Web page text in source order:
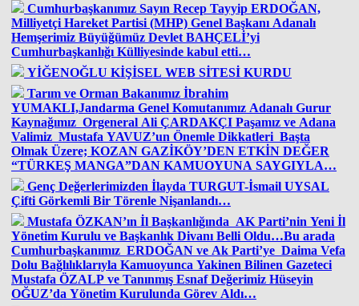
Cumhurbaşkanımız Sayın Recep Tayyip ERDOĞAN,
Milliyetçi Hareket Partisi (MHP) Genel Başkanı Adanalı
Hemşerimiz Büyüğümüz Devlet BAHÇELİ’yi
Cumhurbaşkanlığı Külliyesinde kabul etti…
YİĞENOĞLU KİŞİSEL WEB SİTESİ KURDU
Tarım ve Orman Bakanımız İbrahim
YUMAKLI,Jandarma Genel Komutanımız Adanalı Gurur
Kaynağımız Orgeneral Ali ÇARDAKÇI Paşamız ve Adana
Valimiz Mustafa YAVUZ’un Önemle Dikkatleri Başta
Olmak Üzere; KOZAN GAZİKÖY’DEN ETKİN DEĞER
“TÜRKEŞ MANGA”DAN KAMUOYUNA SAYGIYLA…
Genç Değerlerimizden İlayda TURGUT-İsmail UYSAL
Çifti Görkemli Bir Törenle Nişanlandı…
Mustafa ÖZKAN’ın İl Başkanlığında AK Parti’nin Yeni İl
Yönetim Kurulu ve Başkanlık Divanı Belli Oldu…Bu arada
Cumhurbaşkanımız ERDOĞAN ve Ak Parti’ye Daima Vefa
Dolu Bağlılıklarıyla Kamuoyunca Yakinen Bilinen Gazeteci
Mustafa ÖZALP ve Tanınmış Esnaf Değerimiz Hüseyin
OĞUZ’da Yönetim Kurulunda Görev Aldı…